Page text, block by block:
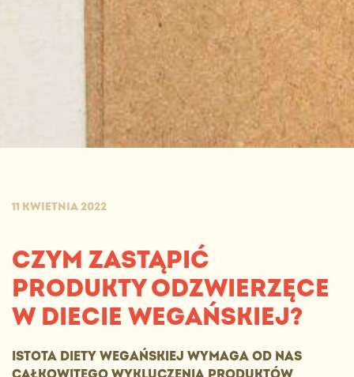
11 KWIETNIA 2022
CZYM ZASTĄPIĆ
PRODUKTY ODZWIERZĘCE
W DIECIE WEGAŃSKIEJ?
ISTOTA DIETY WEGAŃSKIEJ WYMAGA OD NAS